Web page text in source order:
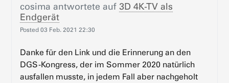
cosima antwortete auf3D 4K-TV als
Endgerät
Posted03 Feb. 2021 22:30
Danke für den Link und die Erinnerung an den
DGS-Kongress, der im Sommer 2020 natürlich
ausfallen musste, in jedem Fall aber nachgeholt